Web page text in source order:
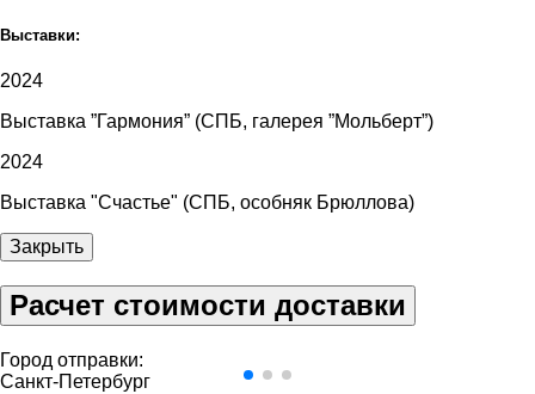
Выставки:
2024
Выставка ”Гармония” (СПБ, галерея ”Мольберт”)
2024
Выставка "Счастье" (СПБ, особняк Брюллова)
Закрыть
Расчет стоимости доставки
Город отправки:
Санкт-Петербург